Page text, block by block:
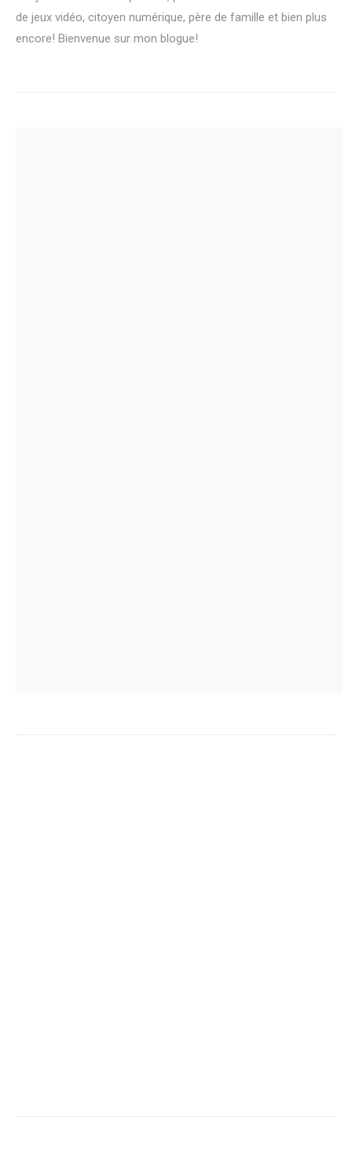
de jeux vidéo, citoyen numérique, père de famille et bien plus
encore! Bienvenue sur mon blogue!